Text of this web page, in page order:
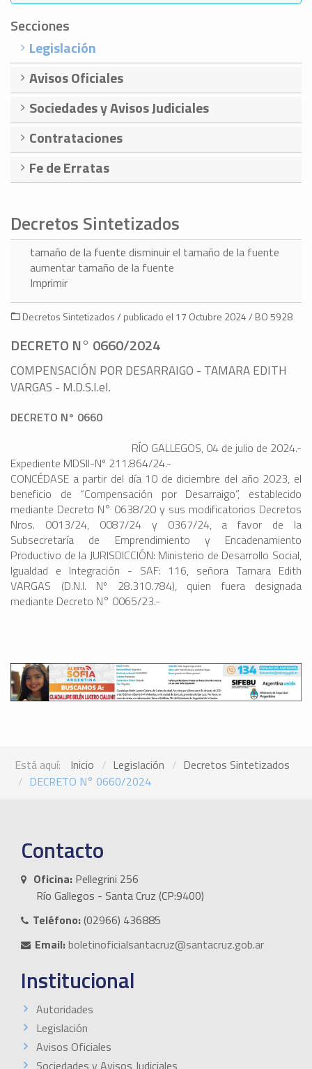
Secciones
Legislación
Avisos Oficiales
Sociedades y Avisos Judiciales
Contrataciones
Fe de Erratas
Decretos Sintetizados
tamaño de la fuente disminuir el tamaño de la fuente
aumentar tamaño de la fuente
Imprimir
Decretos Sintetizados / publicado el 17 Octubre 2024 / BO 5928
DECRETO N° 0660/2024
COMPENSACIÓN POR DESARRAIGO - TAMARA EDITH
VARGAS - M.D.S.I.eI.
DECRETO N° 0660
RÍO GALLEGOS, 04 de julio de 2024.-
Expediente MDSII-Nº 211.864/24.-
CONCÉDASE a partir del día 10 de diciembre del año 2023, el
beneficio de “Compensación por Desarraigo”, establecido
mediante Decreto N° 0638/20 y sus modificatorios Decretos
Nros. 0013/24, 0087/24 y 0367/24, a favor de la
Subsecretaría de Emprendimiento y Encadenamiento
Productivo de la JURISDICCIÓN: Ministerio de Desarrollo Social,
Igualdad e Integración - SAF: 116, señora Tamara Edith
VARGAS (D.N.I. Nº 28.310.784), quien fuera designada
mediante Decreto N° 0065/23.-
Está aquí: Inicio Legislación
Decretos Sintetizados
DECRETO N° 0660/2024
Contacto
Oficina: Pellegrini 256
Río Gallegos - Santa Cruz (CP:9400)
Teléfono:(02966) 436885
Email:boletinoficialsantacruz@santacruz.gob.ar
Institucional
Autoridades
Legislación
Avisos Oficiales
Sociedades y Avisos Judiciales